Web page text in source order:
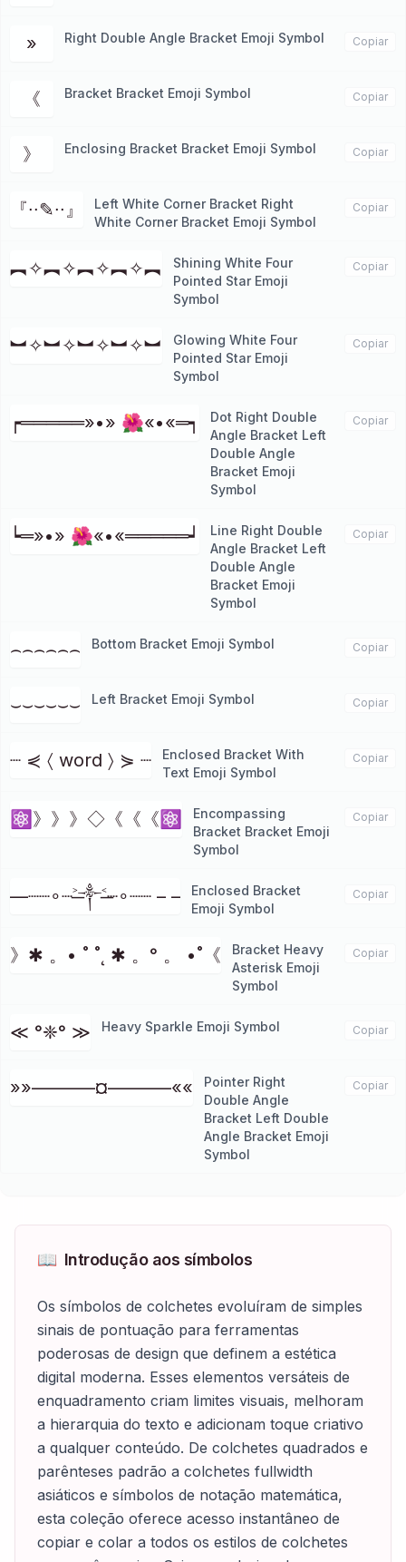
» Right Double Angle Bracket Emoji Symbol Copiar
《 Bracket Bracket Emoji Symbol Copiar
》 Enclosing Bracket Bracket Emoji Symbol Copiar
『∙∙✎∙∙』
Left White Corner Bracket Right
White Corner Bracket Emoji Symbol
Copiar
︻✧︻✧︻✧︻✧︻
Shining White Four
Pointed Star Emoji
Symbol
Copiar
︼✧︼✧︼✧︼✧︼
Glowing White Four
Pointed Star Emoji
Symbol
Copiar
┍═════»•» 🌺«•«═┑
Dot Right Double
Angle Bracket Left
Double Angle
Bracket Emoji
Symbol
Copiar
┕═»•» 🌺«•«═════┙
Line Right Double
Angle Bracket Left
Double Angle
Bracket Emoji
Symbol
Copiar
⌢⌢⌢⌢⌢⌢ Bottom Bracket Emoji Symbol Copiar
⌣⌣⌣⌣⌣⌣ Left Bracket Emoji Symbol Copiar
┈ ⋞ 〈 word 〉 ⋟ ┈
Enclosed Bracket With
Text Emoji Symbol
Copiar
⚛》》》◇《《《⚛
Encompassing
Bracket Bracket Emoji
Symbol
Copiar
––┈┈∘┈˃̶༒˂̶┈∘┈┈ – –
Enclosed Bracket
Emoji Symbol
Copiar
》✱ 。• ˚ ˚˛ ✱ 。° 。 •˚《
Bracket Heavy
Asterisk Emoji
Symbol
Copiar
≪ °❈° ≫ Heavy Sparkle Emoji Symbol Copiar
»»–––––––¤–––––––««
Pointer Right
Double Angle
Bracket Left Double
Angle Bracket Emoji
Symbol
Copiar
📖 Introdução aos símbolos
Os símbolos de colchetes evoluíram de simples
sinais de pontuação para ferramentas
poderosas de design que definem a estética
digital moderna. Esses elementos versáteis de
enquadramento criam limites visuais, melhoram
a hierarquia do texto e adicionam toque criativo
a qualquer conteúdo. De colchetes quadrados e
parênteses padrão a colchetes fullwidth
asiáticos e símbolos de notação matemática,
esta coleção oferece acesso instantâneo de
copiar e colar a todos os estilos de colchetes